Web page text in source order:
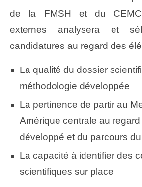
de la FMSH et du
externes analysera et
candidatures au regard des
La qualité du dossier
méthodologie développée
La pertinence de partir au
Amérique centrale au
développé et du parcours
La capacité à identifier des
scientifiques sur place